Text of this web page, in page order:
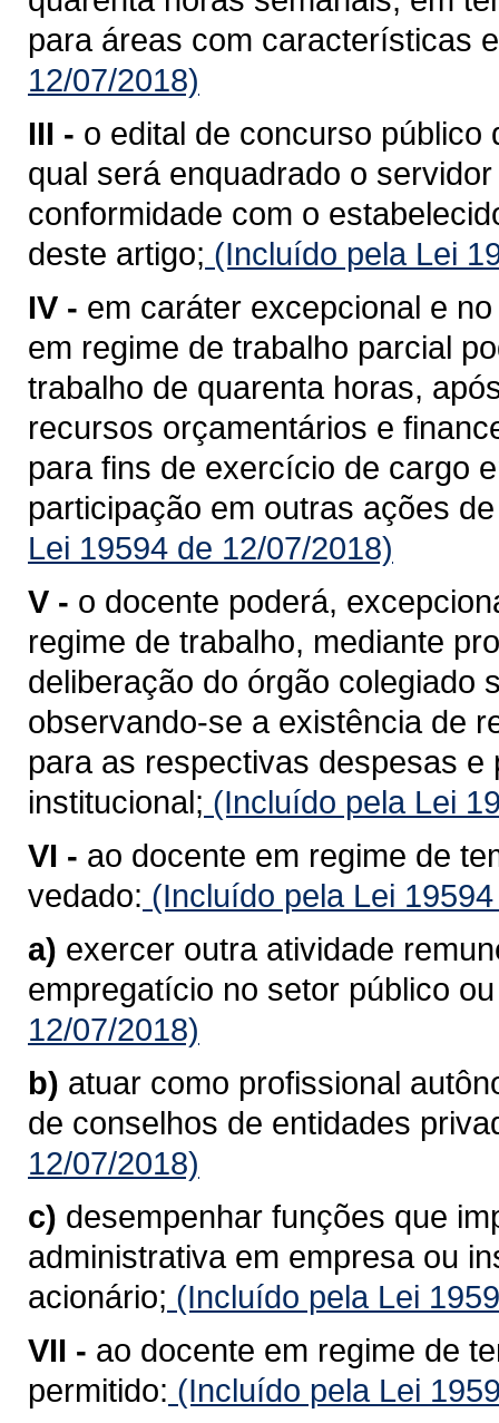
para áreas com características
12/07/2018)
III - o edital de concurso público
qual será enquadrado o
conformidade com o
deste artigo; (Incluído pela Lei
IV - em caráter excepcional e
em regime de trabalho parcial
trabalho de quarenta horas,
recursos orçamentários e
para fins de exercício de cargo
participação em outras ações
Lei 19594 de 12/07/2018)
V - o docente poderá,
regime de trabalho, mediante
deliberação do órgão colegiado
observando-se a existência de
para as respectivas despesas
institucional; (Incluído pela Lei
VI - ao docente em regime de
vedado: (Incluído pela Lei
a) exercer outra atividade
empregatício no setor público
12/07/2018)
b) atuar como profissional
de conselhos de entidades
12/07/2018)
c) desempenhar funções que
administrativa em empresa ou
acionário; (Incluído pela Lei
VII - ao docente em regime de
permitido: (Incluído pela Lei